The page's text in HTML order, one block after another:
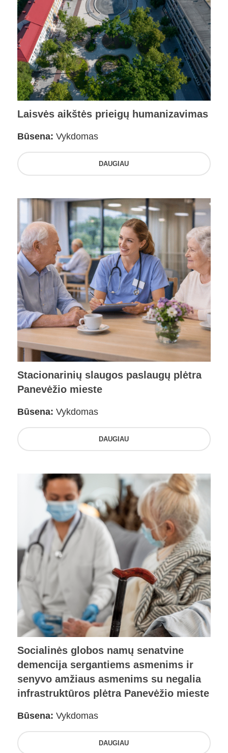
Laisvės aikštės prieigų humanizavimas
Būsena: Vykdomas
DAUGIAU
Stacionarinių slaugos paslaugų plėtra
Panevėžio mieste
Būsena: Vykdomas
DAUGIAU
Socialinės globos namų senatvine
demencija sergantiems asmenims ir
senyvo amžiaus asmenims su negalia
infrastruktūros plėtra Panevėžio mieste
Būsena: Vykdomas
DAUGIAU